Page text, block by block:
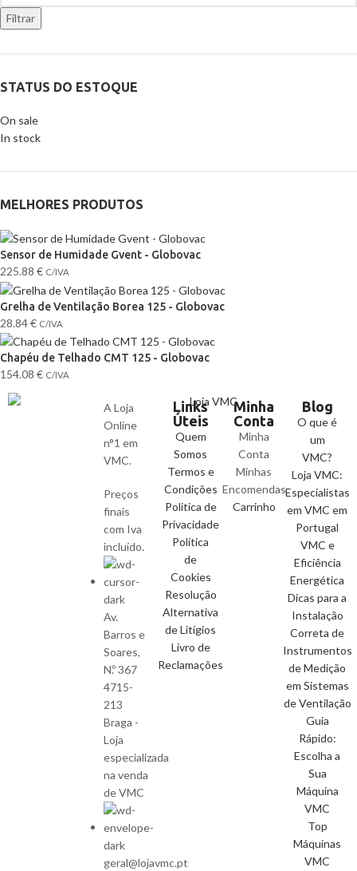
Filtrar
STATUS DO ESTOQUE
On sale
In stock
MELHORES PRODUTOS
Sensor de Humidade Gvent - Globovac
225.88 € C/IVA
Grelha de Ventilação Borea 125 - Globovac
28.84€ C/IVA
Chapéu de Telhado CMT 125 - Globovac
154.08 € C/IVA
A Loja
Online
n°1 em
VMC.
Preços
finais
com Iva
incluído.
Av.
Barros e
Soares,
N.º 367
4715-
213
Braga -
Loja
especializada
na venda
de VMC
geral@lojavmc.pt
Links
Úteis
Quem
Somos
Termos e
Condições
Politica de
Privacidade
Política
de
Cookies
Resolução
Alternativa
de Litígios
Livro de
Reclamações
Minha
Conta
Minha
Conta
Minhas
Encomendas
Carrinho
Blog
O que é
um
VMC?
Loja VMC:
Especialistas
em VMC em
Portugal
VMC e
Eficiência
Energética
Dicas para a
Instalação
Correta de
Instrumentos
de Medição
em Sistemas
de Ventilação
Guia
Rápido:
Escolha a
Sua
Máquina
VMC
Top
Máquinas
VMC